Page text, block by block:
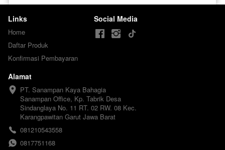
Links
Home
Daftar Produk
Konfirmasi Pembayaran
Social Media
Alamat
PT. Sanampan Kaya Bahagia
Sanampan Office, Kp. Tabrik Desa
Sindanglaya No. 11 RT. 02 RW. 08 Kec.
Karangpawitan Garut Jawa Barat
081210543558
0817751168